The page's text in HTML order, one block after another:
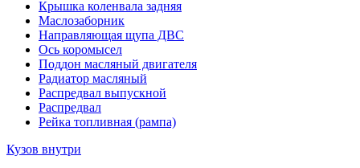
Крышка коленвала задняя
Маслозаборник
Направляющая щупа ДВС
Ось коромысел
Поддон масляный двигателя
Радиатор масляный
Распредвал выпускной
Распредвал
Рейка топливная (рампа)
Кузов внутри